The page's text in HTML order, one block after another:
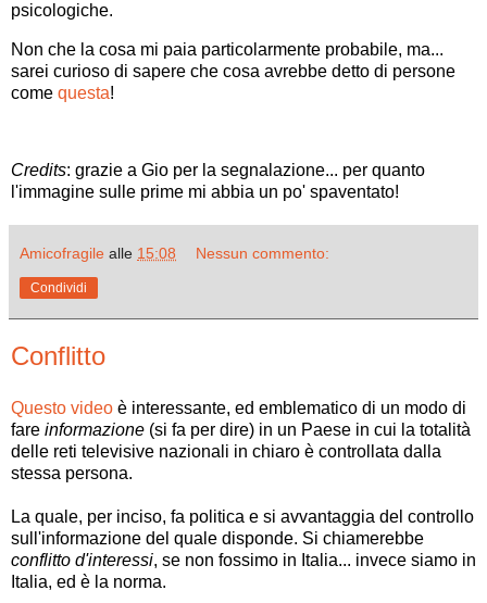
psicologiche.
Non che la cosa mi paia particolarmente probabile, ma...
sarei curioso di sapere che cosa avrebbe detto di persone
come questa!
Credits: grazie a Gio per la segnalazione... per quanto
l'immagine sulle prime mi abbia un po' spaventato!
Amicofragile alle 15:08 Nessun commento:
Condividi
Conflitto
Questo video è interessante, ed emblematico di un modo di
fare informazione (si fa per dire) in un Paese in cui la totalità
delle reti televisive nazionali in chiaro è controllata dalla
stessa persona.
La quale, per inciso, fa politica e si avvantaggia del controllo
sull'informazione del quale disponde. Si chiamerebbe
conflitto d'interessi, se non fossimo in Italia... invece siamo in
Italia, ed è la norma.